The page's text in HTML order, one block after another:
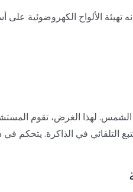
تهيئة الألواح الكهروضوئية
الغرض، تقوم
التلقائي في الذاكرة.